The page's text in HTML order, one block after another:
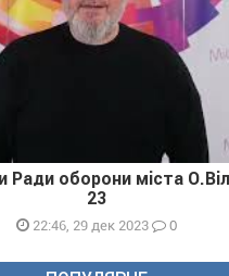
Ради оборони міста
23
22:46, 29 дек 2023 0